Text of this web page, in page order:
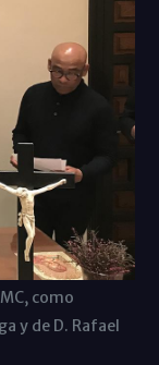
como
y de D. Rafael